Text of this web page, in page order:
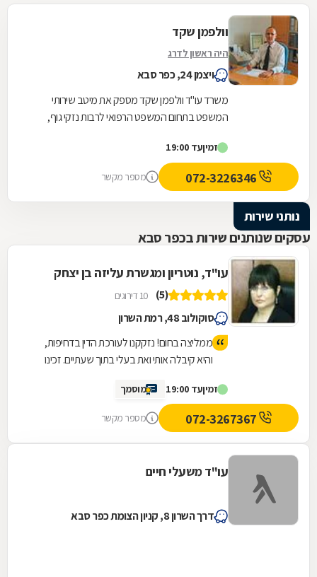
וולפמן שקד
היה ראשון לדרג
ויצמן 24, כפר סבא
משרד עו"ד וולפמן שקד מספק את מיטב שירותי
המשפט בתחום המשפט הרפואי לרבות נזקי גוף,
בדיני עבודה...
זמיןעד 19:00
מספר מקשר
נותני שירות
עסקים שנותנים שירות בכפר סבא
עו"ד, נוטריון ומגשרת עליזה בן יצחק
(5) 10 דירוגים
סוקולוב 48, רמת השרון
ממליצה בחום! נזקקנו לעורכת הדין בדחיפות,
והיא קיבלה אותי ואת בעלי בתוך שעתיים. זכינו
דופן. השירות היה מהיר, יעיל ואכפתי, והרגשנו
שאנחנו בידיים טובות. תודה רבה על כל העזרה
זמיןעד 19:00 מוסמך
מספר מקשר
עו"ד משעלי חיים
דרך השרון 8, קניון הצומת כפר סבא